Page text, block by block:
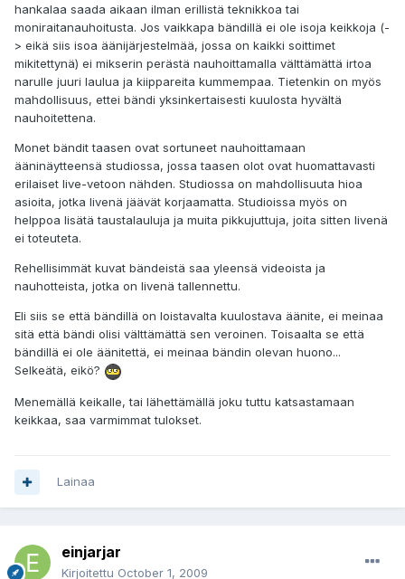
hankalaa saada aikaan ilman erillistä teknikkoa tai
moniraitanauhoitusta. Jos vaikkapa bändillä ei ole isoja keikkoja (-
> eikä siis isoa äänijärjestelmää, jossa on kaikki soittimet
mikitettynä) ei mikserin perästä nauhoittamalla välttämättä irtoa
narulle juuri laulua ja kiippareita kummempaa. Tietenkin on myös
mahdollisuus, ettei bändi yksinkertaisesti kuulosta hyvältä
nauhoitettena.
Monet bändit taasen ovat sortuneet nauhoittamaan
ääninäytteensä studiossa, jossa taasen olot ovat huomattavasti
erilaiset live-vetoon nähden. Studiossa on mahdollisuuta hioa
asioita, jotka livenä jäävät korjaamatta. Studioissa myös on
helppoa lisätä taustalauluja ja muita pikkujuttuja, joita sitten livenä
ei toteuteta.
Rehellisimmät kuvat bändeistä saa yleensä videoista ja
nauhotteista, jotka on livenä tallennettu.
Eli siis se että bändillä on loistavalta kuulostava äänite, ei meinaa
sitä että bändi olisi välttämättä sen veroinen. Toisaalta se että
bändillä ei ole äänitettä, ei meinaa bändin olevan huono...
Selkeätä, eikö?
Menemällä keikalle, tai lähettämällä joku tuttu katsastamaan
keikkaa, saa varmimmat tulokset.
Lainaa
einjarjar
Kirjoitettu October 1, 2009